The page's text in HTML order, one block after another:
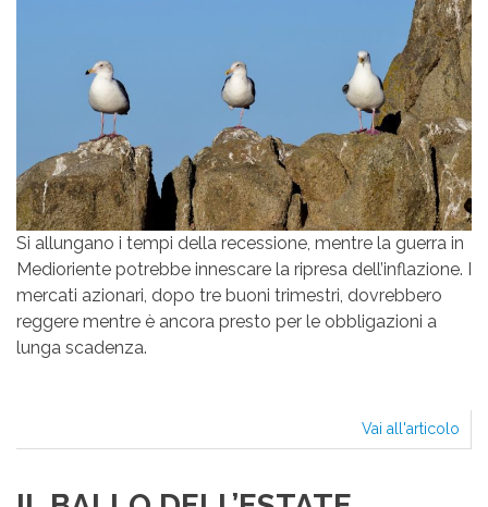
Si allungano i tempi della recessione, mentre la guerra in
Medioriente potrebbe innescare la ripresa dell’inflazione. I
mercati azionari, dopo tre buoni trimestri, dovrebbero
reggere mentre è ancora presto per le obbligazioni a
lunga scadenza.
Vai all'articolo
TRE